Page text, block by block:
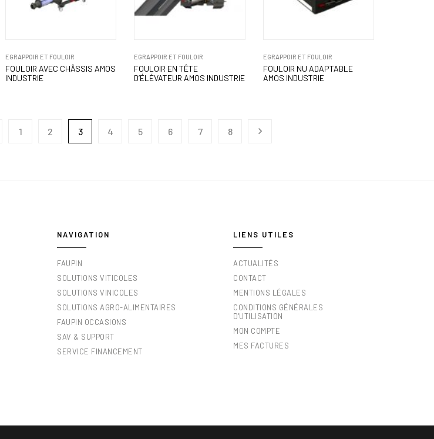
EGRAPPOIR ET FOULOIR
FOULOIR AVEC CHÂSSIS AMOS
INDUSTRIE
EGRAPPOIR ET FOULOIR
FOULOIR EN TÊTE
D’ÉLÉVATEUR AMOS INDUSTRIE
EGRAPPOIR ET FOULOIR
FOULOIR NU ADAPTABLE
AMOS INDUSTRIE
1 2 3 4 5 6 7 8
NAVIGATION
FAUPIN
SOLUTIONS VITICOLES
SOLUTIONS VINICOLES
SOLUTIONS AGRO-ALIMENTAIRES
FAUPIN OCCASIONS
SAV & SUPPORT
SERVICE FINANCEMENT
LIENS UTILES
ACTUALITÉS
CONTACT
MENTIONS LÉGALES
CONDITIONS GÉNÉRALES
D'UTILISATION
MON COMPTE
MES FACTURES